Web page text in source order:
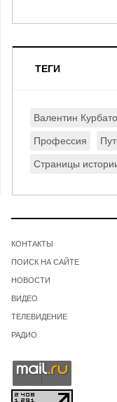
ТЕГИ
Валентин
Профессия
Страницы
КОНТАКТЫ
ПОИСК НА САЙТЕ
НОВОСТИ
ВИДЕО
ТЕЛЕВИДЕНИЕ
РАДИО